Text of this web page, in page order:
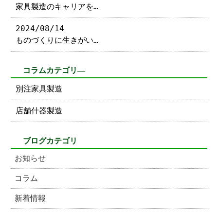
家具製造のキャリアを…
2024/08/14
ものづくりに生きがい…
コラムカテゴリ―
別注家具製造
店舗什器製造
ブログカテゴリ
お知らせ
コラム
新着情報